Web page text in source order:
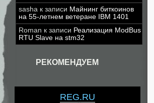
sasha к записи Майнинг биткоинов
на 55-летнем ветеране IBM 1401
Roman к записи Реализация ModBus
RTU Slave на stm32
РЕКОМЕНДУЕМ
REG.RU